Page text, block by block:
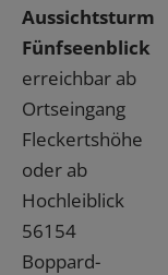
Aussichtsturm
Fünfseenblick
erreichbar ab
Ortseingang
Fleckertshöhe
oder ab
Hochleiblick
56154
Boppard-